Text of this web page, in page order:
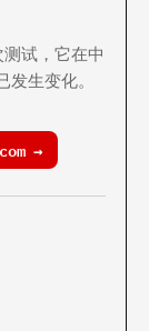
试，它在中
生变化。
→